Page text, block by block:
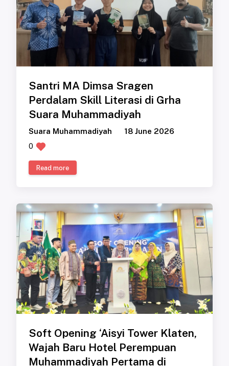
Santri MA Dimsa Sragen
Perdalam Skill Literasi di Grha
Suara Muhammadiyah
Suara Muhammadiyah
18 June 2026
0
Read more
Soft Opening ‘Aisyi Tower Klaten,
Wajah Baru Hotel Perempuan
Muhammadiyah Pertama di